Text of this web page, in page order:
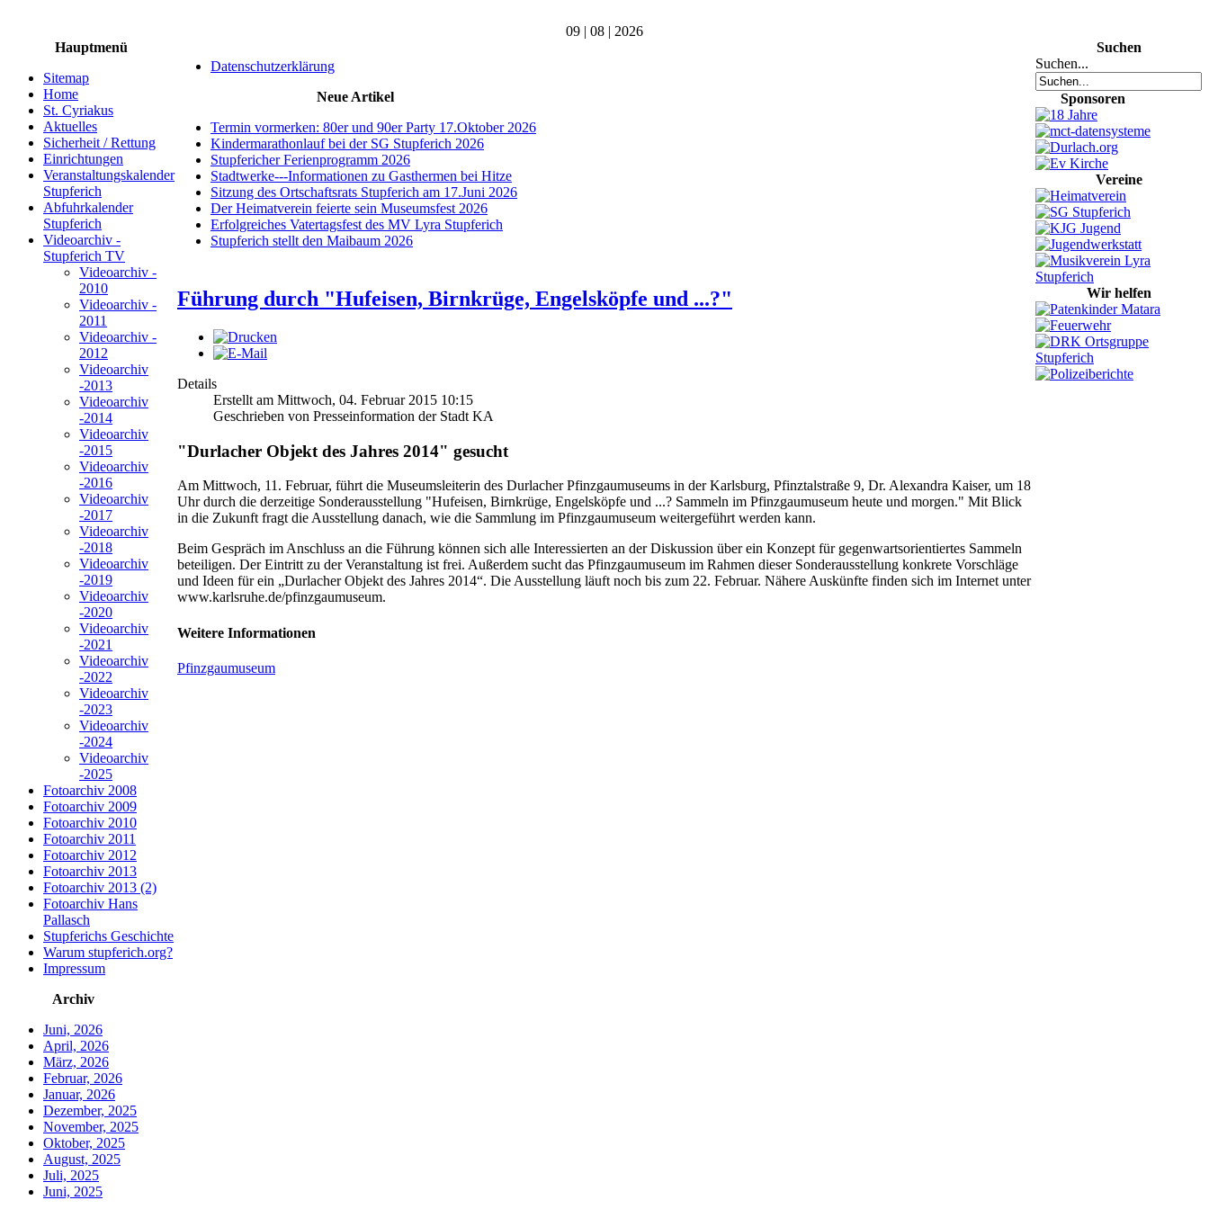
09 | 08 | 2026
Hauptmenü
Sitemap
Home
St. Cyriakus
Aktuelles
Sicherheit / Rettung
Einrichtungen
Veranstaltungskalender
Stupferich
Abfuhrkalender
Stupferich
Videoarchiv -
Stupferich TV
Videoarchiv -
2010
Videoarchiv -
2011
Videoarchiv -
2012
Videoarchiv
-2013
Videoarchiv
-2014
Videoarchiv
-2015
Videoarchiv
-2016
Videoarchiv
-2017
Videoarchiv
-2018
Videoarchiv
-2019
Videoarchiv
-2020
Videoarchiv
-2021
Videoarchiv
-2022
Videoarchiv
-2023
Videoarchiv
-2024
Videoarchiv
-2025
Fotoarchiv 2008
Fotoarchiv 2009
Fotoarchiv 2010
Fotoarchiv 2011
Fotoarchiv 2012
Fotoarchiv 2013
Fotoarchiv 2013 (2)
Fotoarchiv Hans
Pallasch
Stupferichs Geschichte
Warum stupferich.org?
Impressum
Archiv
Juni, 2026
April, 2026
März, 2026
Februar, 2026
Januar, 2026
Dezember, 2025
November, 2025
Oktober, 2025
August, 2025
Juli, 2025
Juni, 2025
Datenschutzerklärung
Neue Artikel
Termin vormerken: 80er und 90er Party 17.Oktober 2026
Kindermarathonlauf bei der SG Stupferich 2026
Stupfericher Ferienprogramm 2026
Stadtwerke---Informationen zu Gasthermen bei Hitze
Sitzung des Ortschaftsrats Stupferich am 17.Juni 2026
Der Heimatverein feierte sein Museumsfest 2026
Erfolgreiches Vatertagsfest des MV Lyra Stupferich
Stupferich stellt den Maibaum 2026
Führung durch "Hufeisen, Birnkrüge, Engelsköpfe und ...?"
Details
Erstellt am Mittwoch, 04. Februar 2015 10:15
Geschrieben von Presseinformation der Stadt KA
"Durlacher Objekt des Jahres 2014" gesucht
Am Mittwoch, 11. Februar, führt die Museumsleiterin des Durlacher Pfinzgaumuseums in der Karlsburg, Pfinztalstraße 9, Dr. Alexandra Kaiser, um 18
Uhr durch die derzeitige Sonderausstellung "Hufeisen, Birnkrüge, Engelsköpfe und ...? Sammeln im Pfinzgaumuseum heute und morgen." Mit Blick
in die Zukunft fragt die Ausstellung danach, wie die Sammlung im Pfinzgaumuseum weitergeführt werden kann.
Beim Gespräch im Anschluss an die Führung können sich alle Interessierten an der Diskussion über ein Konzept für gegenwartsorientiertes Sammeln
beteiligen. Der Eintritt zu der Veranstaltung ist frei. Außerdem sucht das Pfinzgaumuseum im Rahmen dieser Sonderausstellung konkrete Vorschläge
und Ideen für ein „Durlacher Objekt des Jahres 2014“. Die Ausstellung läuft noch bis zum 22. Februar. Nähere Auskünfte finden sich im Internet unter
www.karlsruhe.de/pfinzgaumuseum.
Weitere Informationen
Pfinzgaumuseum
Suchen
Suchen...
Sponsoren
Vereine
Wir helfen